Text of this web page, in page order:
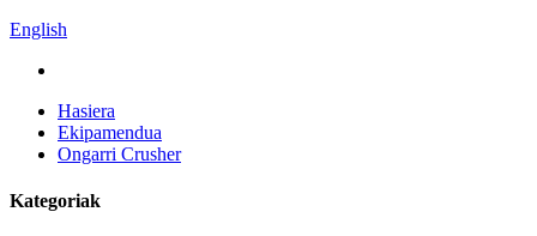
English
Hasiera
Ekipamendua
Ongarri Crusher
Kategoriak